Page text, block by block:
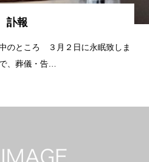
訃報
ところ ３月２日に永眠致しま
、葬儀・告…